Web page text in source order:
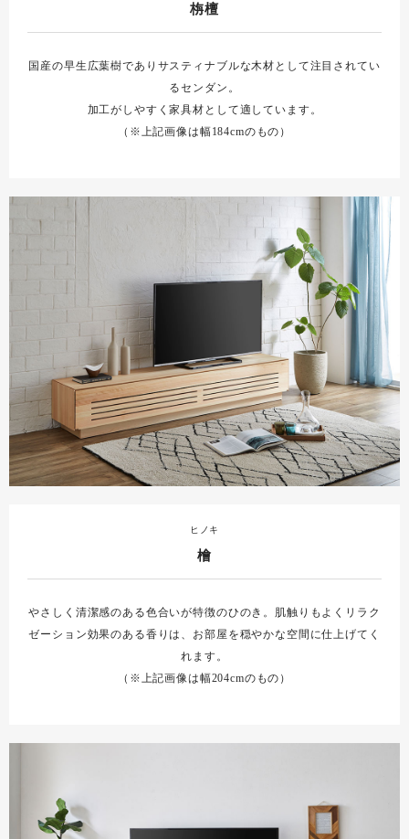
栴檀
国産の早生広葉樹でありサスティナブルな木材として注目されてい
るセンダン。
加工がしやすく家具材として適しています。
（※上記画像は幅184cmのもの）
ヒノキ
檜
やさしく清潔感のある色合いが特徴のひのき。肌触りもよくリラク
ゼーション効果のある香りは、お部屋を穏やかな空間に仕上げてく
れます。
（※上記画像は幅204cmのもの）